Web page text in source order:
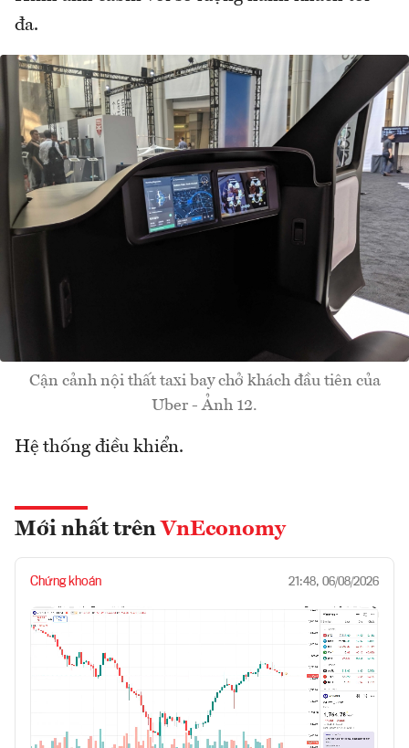
đa.
Cận cảnh nội thất taxi bay chở khách đầu tiên của
Uber - Ảnh 12.
Hệ thống điều khiển.
Mới nhất trên VnEconomy
Chứng khoán 21:48, 06/08/2026